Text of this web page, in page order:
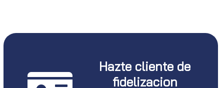
Hazte cliente de
fidelizacion